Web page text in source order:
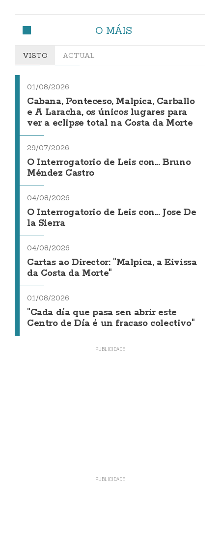
O MÁIS
VISTO ACTUAL
01/08/2026
Cabana, Ponteceso, Malpica, Carballo
e A Laracha, os únicos lugares para
ver a eclipse total na Costa da Morte
29/07/2026
O Interrogatorio de Leis con... Bruno
Méndez Castro
04/08/2026
O Interrogatorio de Leis con... Jose De
la Sierra
04/08/2026
Cartas ao Director: "Malpica, a Eivissa
da Costa da Morte"
01/08/2026
"Cada día que pasa sen abrir este
Centro de Día é un fracaso colectivo"